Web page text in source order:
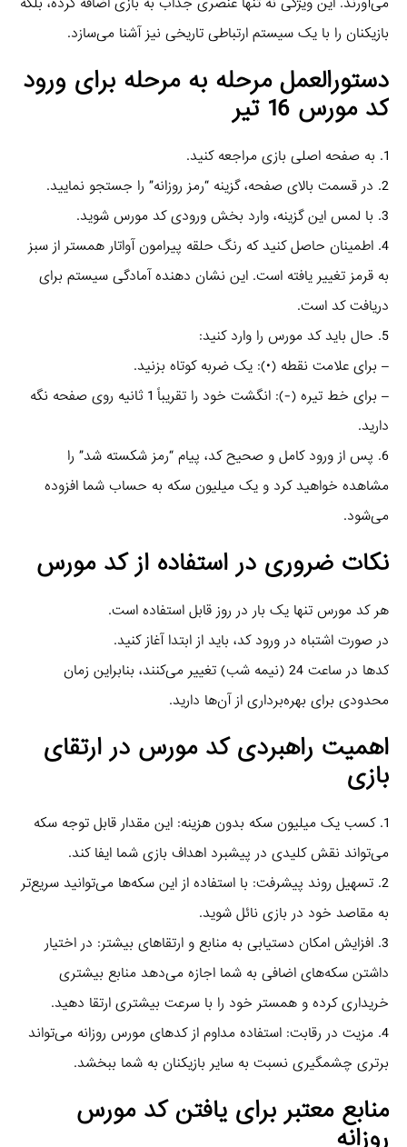
بازیکنان را با یک سیستم ارتباطی تاریخی نیز آشنا می‌سازد.
دستورالعمل مرحله به مرحله برای ورود
کد مورس 16 تیر
1. به صفحه اصلی بازی مراجعه کنید.
2. در قسمت بالای صفحه، گزینه “رمز روزانه” را جستجو نمایید.
3. با لمس این گزینه، وارد بخش ورودی کد مورس شوید.
4. اطمینان حاصل کنید که رنگ حلقه پیرامون آواتار همستر از سبز
به قرمز تغییر یافته است. این نشان دهنده آمادگی سیستم برای
دریافت کد است.
5. حال باید کد مورس را وارد کنید:
– برای علامت نقطه (•): یک ضربه کوتاه بزنید.
– برای خط تیره (-): انگشت خود را تقریباً 1 ثانیه روی صفحه نگه
دارید.
6. پس از ورود کامل و صحیح کد، پیام “رمز شکسته شد” را
مشاهده خواهید کرد و یک میلیون سکه به حساب شما افزوده
می‌شود.
نکات ضروری در استفاده از کد مورس
هر کد مورس تنها یک بار در روز قابل استفاده است.
در صورت اشتباه در ورود کد، باید از ابتدا آغاز کنید.
کدها در ساعت 24 (نیمه شب) تغییر می‌کنند، بنابراین زمان
محدودی برای بهره‌برداری از آن‌ها دارید.
اهمیت راهبردی کد مورس در ارتقای
بازی
1. کسب یک میلیون سکه بدون هزینه: این مقدار قابل توجه سکه
می‌تواند نقش کلیدی در پیشبرد اهداف بازی شما ایفا کند.
2. تسهیل روند پیشرفت: با استفاده از این سکه‌ها می‌توانید سریع‌تر
به مقاصد خود در بازی نائل شوید.
3. افزایش امکان دستیابی به منابع و ارتقاهای بیشتر: در اختیار
داشتن سکه‌های اضافی به شما اجازه می‌دهد منابع بیشتری
خریداری کرده و همستر خود را با سرعت بیشتری ارتقا دهید.
4. مزیت در رقابت: استفاده مداوم از کدهای مورس روزانه می‌تواند
برتری چشمگیری نسبت به سایر بازیکنان به شما ببخشد.
منابع معتبر برای یافتن کد مورس
روزانه